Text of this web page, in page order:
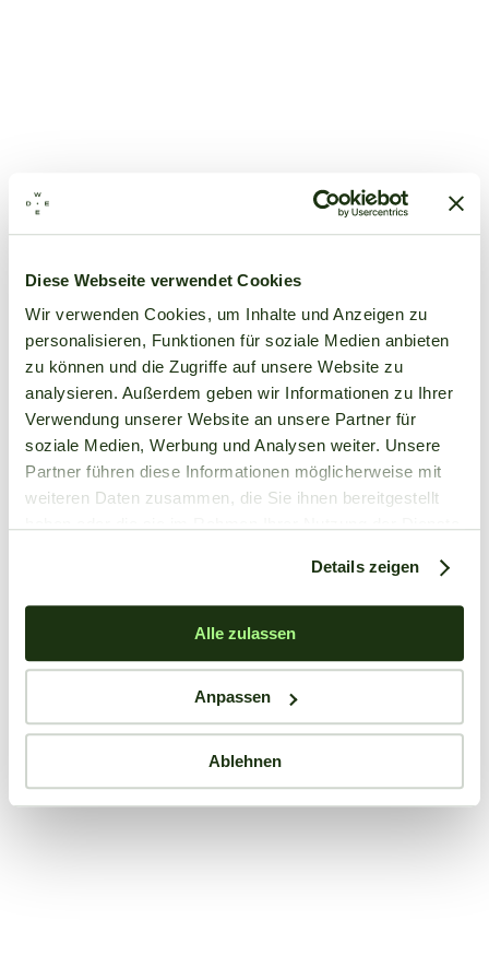
Diese Webseite verwendet Cookies
Wir verwenden Cookies, um Inhalte und Anzeigen zu
personalisieren, Funktionen für soziale Medien anbieten
zu können und die Zugriffe auf unsere Website zu
analysieren. Außerdem geben wir Informationen zu Ihrer
Verwendung unserer Website an unsere Partner für
soziale Medien, Werbung und Analysen weiter. Unsere
Partner führen diese Informationen möglicherweise mit
weiteren Daten zusammen, die Sie ihnen bereitgestellt
Details zeigen
Alle zulassen
Anpassen
Ablehnen